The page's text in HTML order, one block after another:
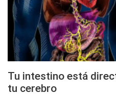
Tu intestino está
tu cerebro